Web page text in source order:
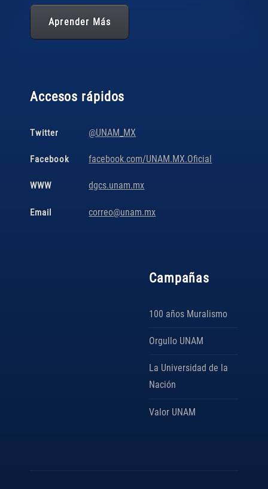
Campañas
100 años Muralismo
Orgullo UNAM
La Universidad de la
Nación
Valor UNAM
Aprender Más
Accesos rápidos
Twitter @UNAM_MX
Facebook facebook.com/UNAM.MX.Oficial
WWW dgcs.unam.mx
Email correo@unam.mx